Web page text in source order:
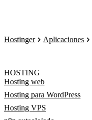
Hostinger Aplicaciones
HOSTING
Hosting web
Hosting para WordPress
Hosting VPS